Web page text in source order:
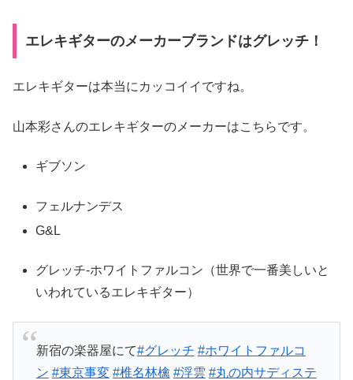
エレキギターのメーカーブランドはグレッチ！
エレキギターは本当にカッコイイですね。
山本彩さんのエレキギターのメーカーはこちらです。
ギブソン
フェルナンデス
G&L
グレッチ-ホワイトファルコン（世界で一番美しいと
いわれているエレキギター）
新宿の楽器屋にて#グレッチ #ホワイトファルコ
ン #東京事変 #椎名林檎 #浮雲 #丸の内サディステ